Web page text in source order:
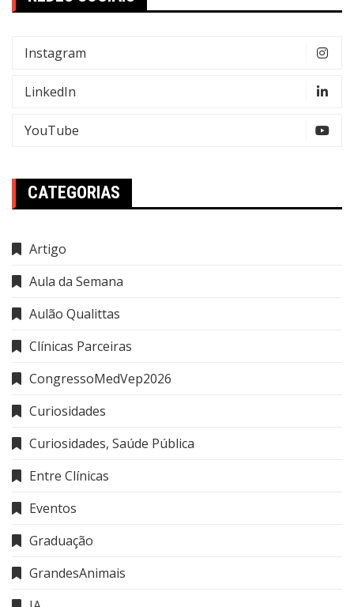
Instagram
LinkedIn
YouTube
CATEGORIAS
Artigo
Aula da Semana
Aulão Qualittas
Clínicas Parceiras
CongressoMedVep2026
Curiosidades
Curiosidades, Saúde Pública
Entre Clínicas
Eventos
Graduação
GrandesAnimais